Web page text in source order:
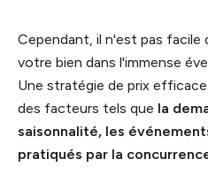
Cependant, il n'est pas facile
votre bien dans l'immense
Une stratégie de prix
des facteurs tels que la
saisonnalité, les
pratiqués par la